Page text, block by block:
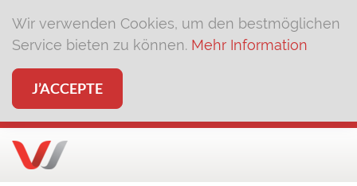
Wir verwenden Cookies, um den bestmöglichen
Service bieten zu können. Mehr Information
J’ACCEPTE